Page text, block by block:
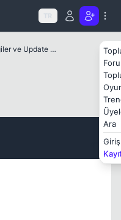
TR
Ara
Giriş
Silkroad Genel Bilgiler ve Update Bilgileri
Kapat